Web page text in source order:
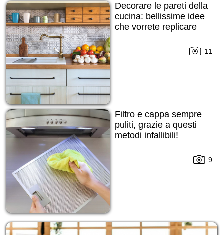
Decorare le pareti della
cucina: bellissime idee
che vorrete replicare
11
Filtro e cappa sempre
puliti, grazie a questi
metodi infallibili!
9